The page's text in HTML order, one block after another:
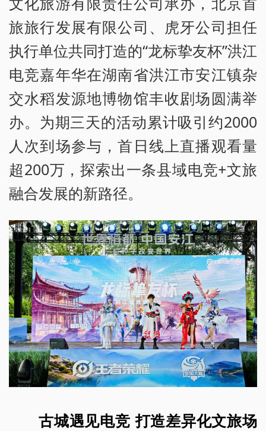
旅旅行发展有限公司、虎牙公司担任
执行单位共同打造的“龙标挚友杯”洪江
电竞嘉年华在湖南省洪江市安江镇杂
交水稻发源地博物馆丰收剧场圆满举
办。为期三天的活动累计吸引约2000
人次到场参与，首日线上直播观看量
超200万，探索出一条县域电竞+文旅
融合发展的新路径。
古城遇见电竞 打造差异化文旅场